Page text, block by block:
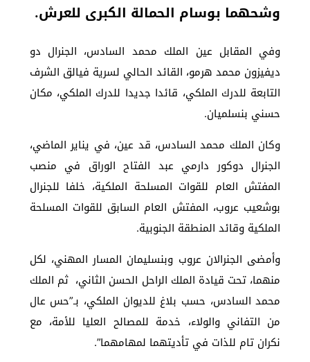
وشحهما بوسام الحمالة الكبرى للعرش.
وفي المقابل عين الملك محمد السادس، الجنرال دو
ديفيزون محمد هرمو، القائد الحالي لسرية فيالق الشرف
التابعة للدرك الملكي، قائدا جديدا للدرك الملكي، مكان
حسني بنسلميان.
وكان الملك محمد السادس، قد عين، في يناير الماضي،
الجنرال دوكور دارمي عبد الفتاح الوراق في منصب
المفتش العام للقوات المسلحة الملكية، خلفا للجنرال
بوشعيب عروب، المفتش العام السابق للقوات المسلحة
الملكية وقائد المنطقة الجنوبية.
وأمضى الجنرالان عروب وبنسليمان المسار المهني، لكل
منهما، تحت قيادة الملك الراحل الحسن الثاني، ثم الملك
محمد السادس، حسب بلاغ للديوان الملكي، بـ”حس عال
من التفاني والولاء، خدمة للمصالح العليا للأمة، مع
نكران تام للذات في تأديتهما لمهامهما”.